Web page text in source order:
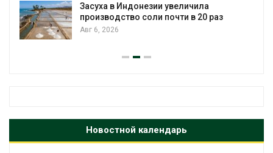
увеличила
соли почти в 20 раз
установки
бизнеса
Новостной календарь